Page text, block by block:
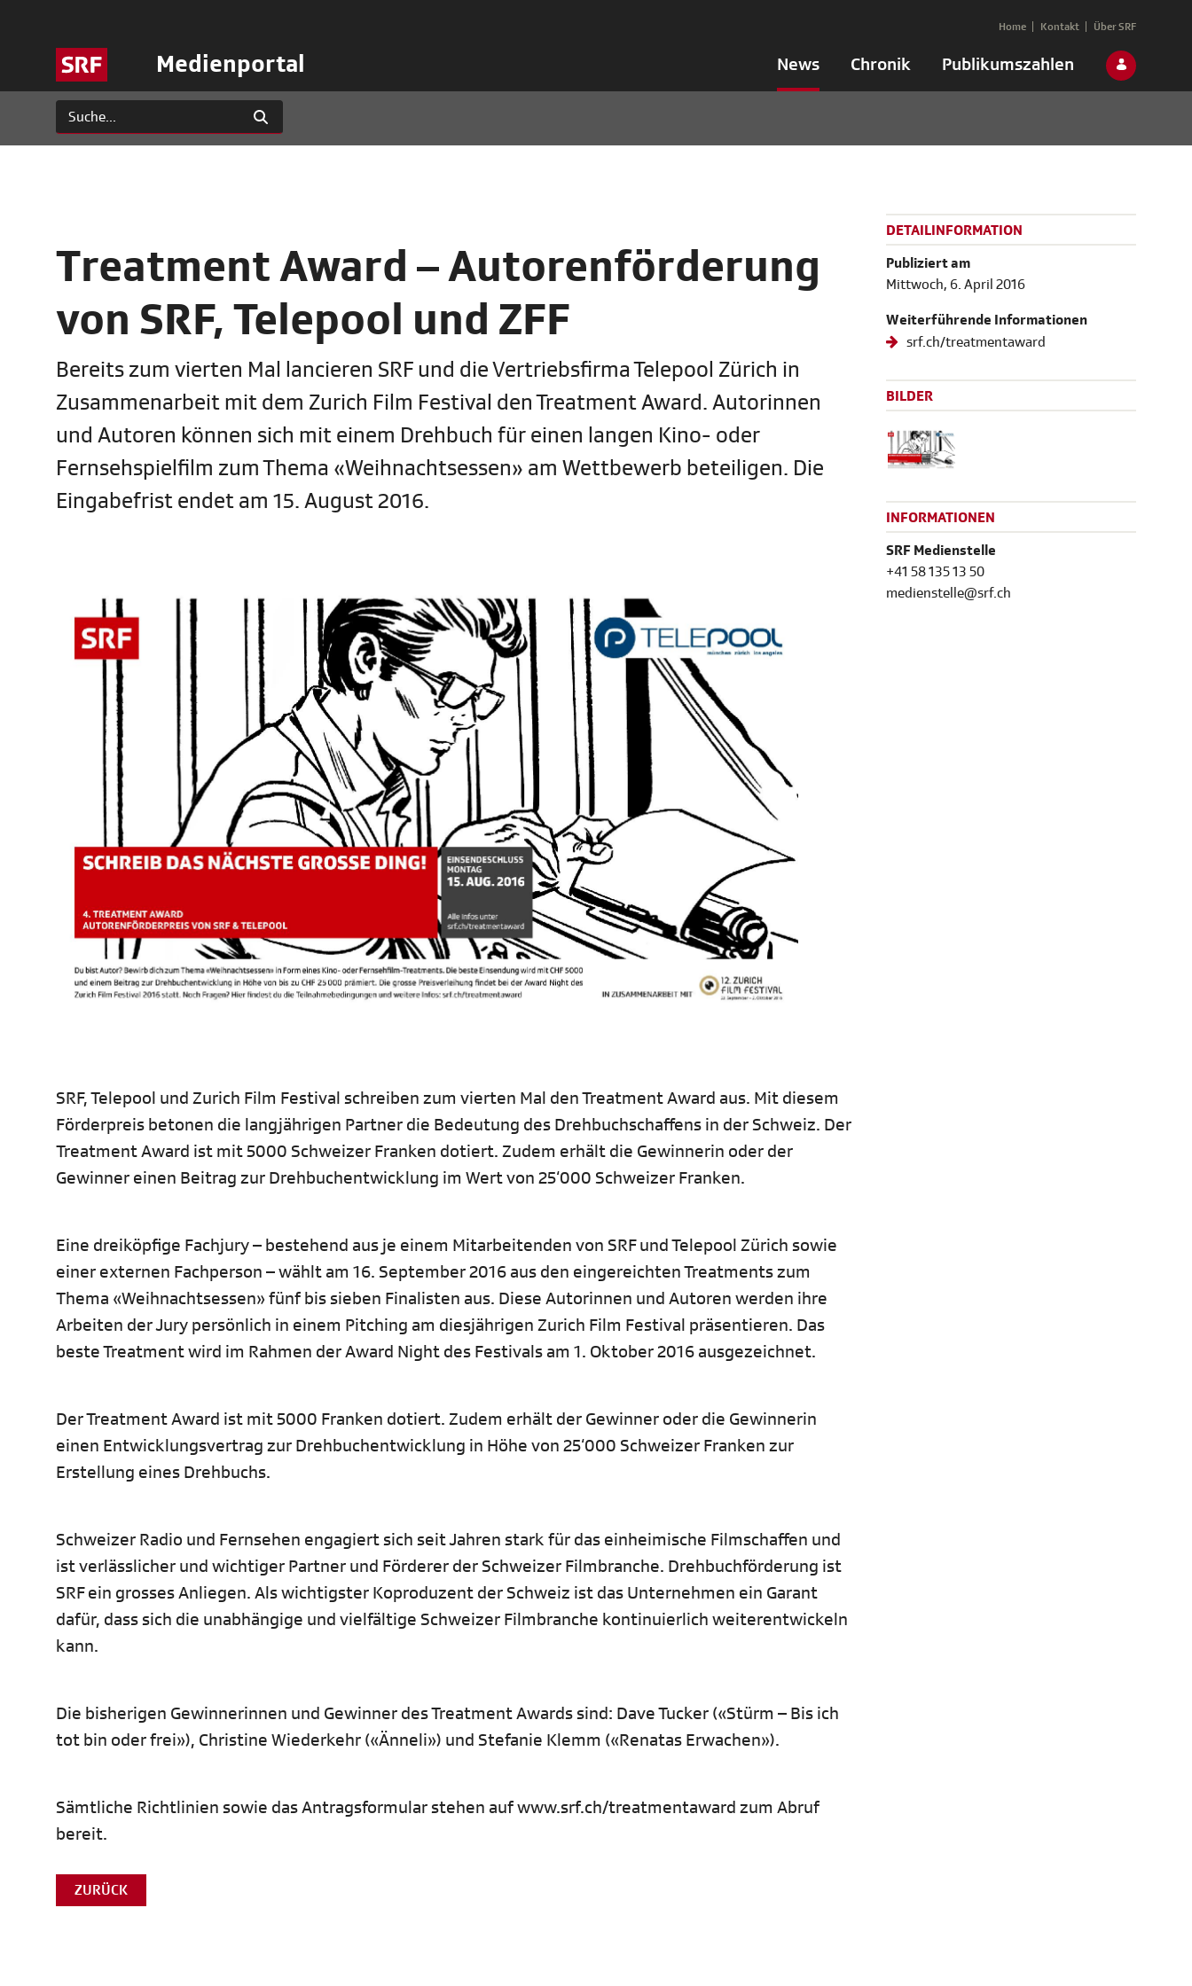
Medienportal News Chronik Publikumszahlen
Home Kontakt Über SRF
Treatment Award – Autorenförderung
von SRF, Telepool und ZFF
Bereits zum vierten Mal lancieren SRF und die Vertriebsfirma Telepool Zürich in
Zusammenarbeit mit dem Zurich Film Festival den Treatment Award. Autorinnen
und Autoren können sich mit einem Drehbuch für einen langen Kino- oder
Fernsehspielfilm zum Thema «Weihnachtsessen» am Wettbewerb beteiligen. Die
Eingabefrist endet am 15. August 2016.
SRF, Telepool und Zurich Film Festival schreiben zum vierten Mal den Treatment Award aus. Mit diesem
Förderpreis betonen die langjährigen Partner die Bedeutung des Drehbuchschaffens in der Schweiz. Der
Treatment Award ist mit 5000 Schweizer Franken dotiert. Zudem erhält die Gewinnerin oder der
Gewinner einen Beitrag zur Drehbuchentwicklung im Wert von 25‘000 Schweizer Franken.
Eine dreiköpfige Fachjury – bestehend aus je einem Mitarbeitenden von SRF und Telepool Zürich sowie
einer externen Fachperson – wählt am 16. September 2016 aus den eingereichten Treatments zum
Thema «Weihnachtsessen» fünf bis sieben Finalisten aus. Diese Autorinnen und Autoren werden ihre
Arbeiten der Jury persönlich in einem Pitching am diesjährigen Zurich Film Festival präsentieren. Das
beste Treatment wird im Rahmen der Award Night des Festivals am 1. Oktober 2016 ausgezeichnet.
Der Treatment Award ist mit 5000 Franken dotiert. Zudem erhält der Gewinner oder die Gewinnerin
einen Entwicklungsvertrag zur Drehbuchentwicklung in Höhe von 25‘000 Schweizer Franken zur
Erstellung eines Drehbuchs.
Schweizer Radio und Fernsehen engagiert sich seit Jahren stark für das einheimische Filmschaffen und
ist verlässlicher und wichtiger Partner und Förderer der Schweizer Filmbranche. Drehbuchförderung ist
SRF ein grosses Anliegen. Als wichtigster Koproduzent der Schweiz ist das Unternehmen ein Garant
dafür, dass sich die unabhängige und vielfältige Schweizer Filmbranche kontinuierlich weiterentwickeln
kann.
Die bisherigen Gewinnerinnen und Gewinner des Treatment Awards sind: Dave Tucker («Stürm – Bis ich
tot bin oder frei»), Christine Wiederkehr («Änneli») und Stefanie Klemm («Renatas Erwachen»).
Sämtliche Richtlinien sowie das Antragsformular stehen auf www.srf.ch/treatmentaward zum Abruf
bereit.
ZURÜCK
DETAILINFORMATION
Publiziert am
Mittwoch, 6. April 2016
Weiterführende Informationen
srf.ch/treatmentaward
BILDER
INFORMATIONEN
SRF Medienstelle
+41 58 135 13 50
medienstelle@srf.ch